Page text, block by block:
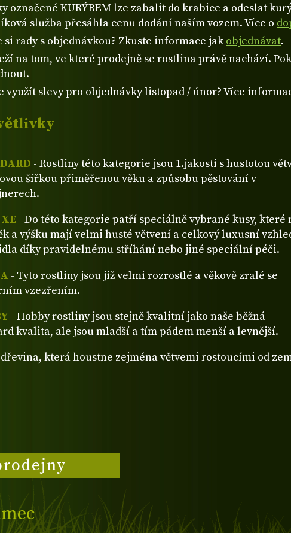
označené KURÝREM lze zabalit do krabice a odeslat
služba přesáhla cenu dodání naším vozem. Více o
si rady s objednávkou? Zkuste informace jakobjednávat.
na tom, ve které prodejně se rostlina právě nachází.
využít slevy pro objednávky listopad / únor? Více
- Rostliny této kategorie jsou 1.jakosti s hustotou
šířkou přiměřenou věku a způsobu pěstování v
- Do této kategorie patří speciálně vybrané kusy, které
a výšku mají velmi husté větvení a celkový luxusní
díky pravidelnému stříhání nebo jiné speciální péči.
- Tyto rostliny jsou již velmi rozrostlé a věkově zralé se
vzezřením.
- Hobby rostliny jsou stejně kvalitní jako naše běžná
kvalita, ale jsou mladší a tím pádem menší a levnější.
která houstne zejména větvemi rostoucími od